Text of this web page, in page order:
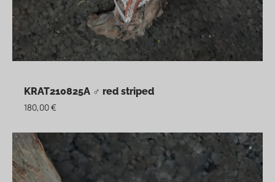
KRAT210825A ♂ red striped
180,00€